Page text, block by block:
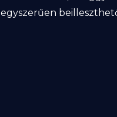
egyszerűen